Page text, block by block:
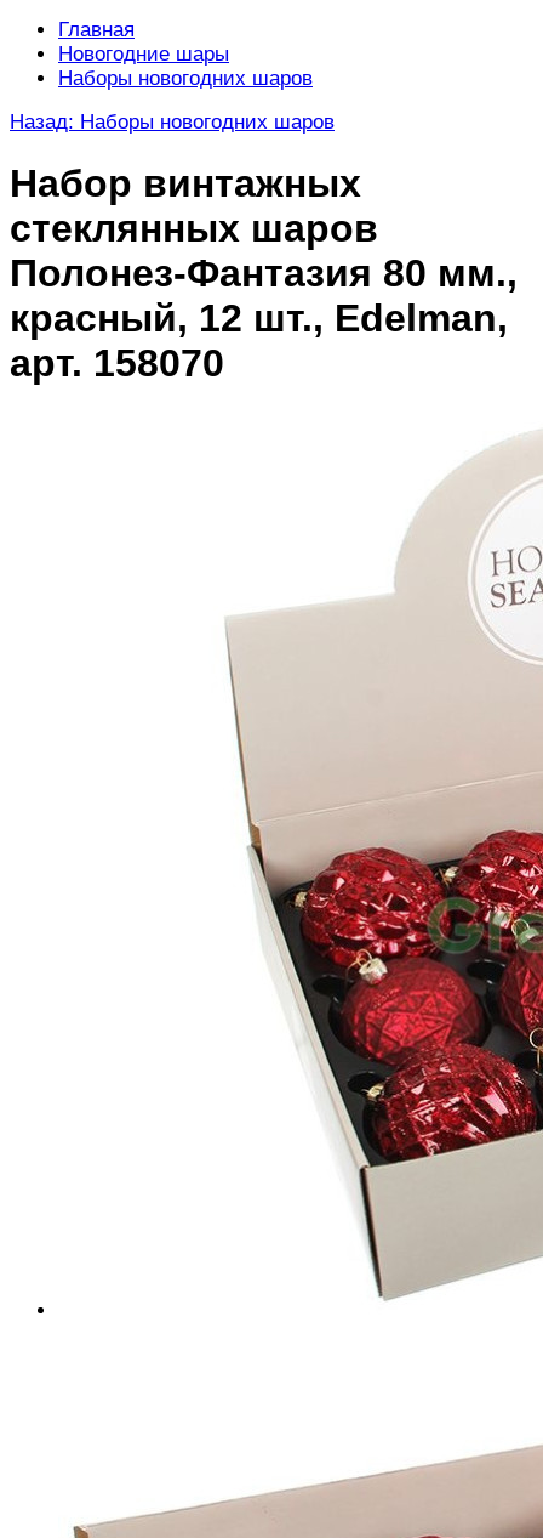
Главная
Новогодние шары
Наборы новогодних шаров
Назад: Наборы новогодних шаров
Набор винтажных
стеклянных шаров
Полонез-Фантазия 80 мм.,
красный, 12 шт., Edelman,
арт. 158070